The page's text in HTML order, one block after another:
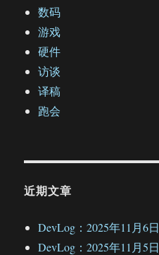
数码
游戏
硬件
访谈
译稿
跑会
近期文章
DevLog：2025年11月6日
DevLog：2025年11月5日